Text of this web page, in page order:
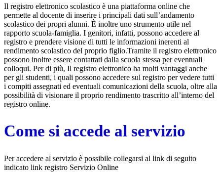
Il registro elettronico scolastico è una piattaforma online che
permette al docente di inserire i principali dati sull’andamento
scolastico dei propri alunni. È inoltre uno strumento utile nel
rapporto scuola-famiglia. I genitori, infatti, possono accedere al
registro e prendere visione di tutti le informazioni inerenti al
rendimento scolastico del proprio figlio.Tramite il registro elettronico
possono inoltre essere contattati dalla scuola stessa per eventuali
colloqui. Per di più, Il registro elettronico ha molti vantaggi anche
per gli studenti, i quali possono accedere sul registro per vedere tutti
i compiti assegnati ed eventuali comunicazioni della scuola, oltre alla
possibilità di visionare il proprio rendimento trascritto all’interno del
registro online.
Come si accede al servizio
Per accedere al servizio è possibile collegarsi al link di seguito
indicato link registro Servizio Online